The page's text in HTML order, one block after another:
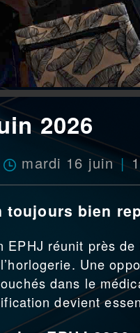
2026
mardi 16 juin
bien
EPHJ réunit près
Une
dans le
devient